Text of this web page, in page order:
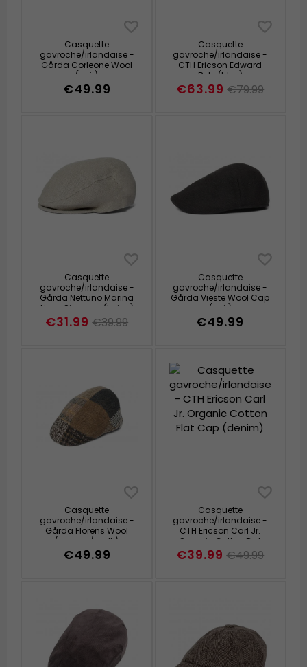
Casquette
gavroche/irlandaise -
Gårda Corleone Wool
(noir)
€49.99
Casquette
gavroche/irlandaise -
CTH Ericson Edward
Belo (bleu)
€63.99 €79.99
Casquette
gavroche/irlandaise -
Gårda Nettuno Marina
Linen Sixpence (beige)
€31.99 €39.99
Casquette
gavroche/irlandaise -
Gårda Vieste Wool Cap
(noir)
€49.99
Casquette
gavroche/irlandaise -
Gårda Florens Wool
(marron/multi)
€49.99
Casquette
gavroche/irlandaise -
CTH Ericson Carl Jr.
Organic Cotton Flat
Cap (denim)
€39.99 €49.99